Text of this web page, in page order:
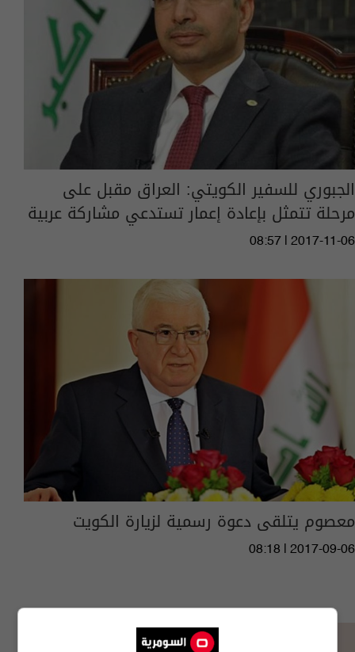
الجبوري للسفير الكويتي: العراق مقبل على
مرحلة تتمثل بإعادة إعمار تستدعي مشاركة عربية
08:57 | 2017-11-06
معصوم يتلقى دعوة رسمية لزيارة الكويت
08:18 | 2017-09-06